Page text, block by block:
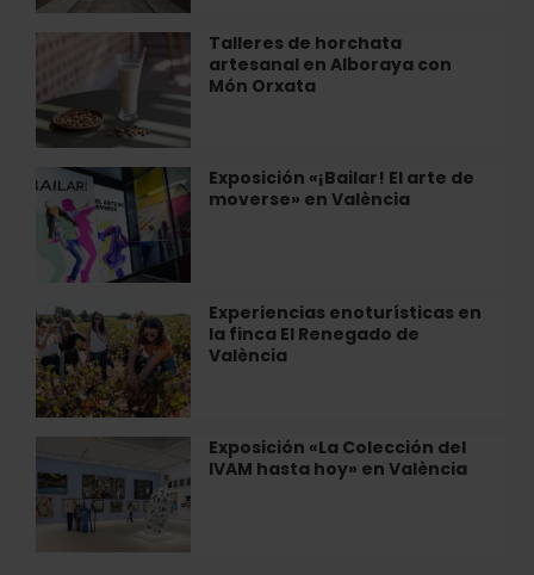
en
Bombas
Talleres de horchata
artesanal en Alboraya con
Món Orxata
Talleres
horchata
artesanal
en
Alboraya
con
Món
Orxata
Exposición «¡Bailar! El arte de
moverse» en València
Exposición
«¡Bailar!
El
arte
moverse»
en
València
Experiencias enoturísticas en
la finca El Renegado de
València
Experiencias
enoturísticas
en
la
finca
de
València
Exposición «La Colección del
IVAM hasta hoy» en València
«La
Colección
del
IVAM